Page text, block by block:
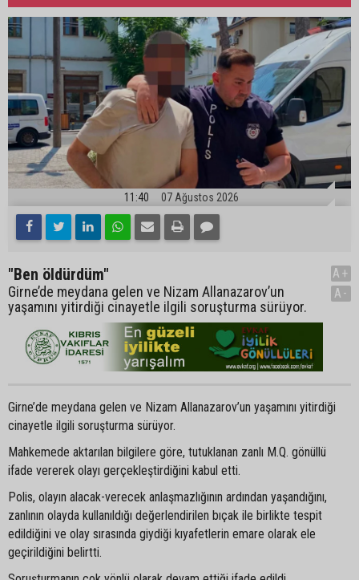
11:40 07 Ağustos 2026
"Ben öldürdüm"
Girne’de meydana gelen ve Nizam Allanazarov’un
yaşamını yitirdiği cinayetle ilgili soruşturma sürüyor.
A+
A-
Girne’de meydana gelen ve Nizam Allanazarov’un yaşamını yitirdiği
cinayetle ilgili soruşturma sürüyor.
Mahkemede aktarılan bilgilere göre, tutuklanan zanlı M.Q. gönüllü
ifade vererek olayı gerçekleştirdiğini kabul etti.
Polis, olayın alacak-verecek anlaşmazlığının ardından yaşandığını,
zanlının olayda kullanıldığı değerlendirilen bıçak ile birlikte tespit
edildiğini ve olay sırasında giydiği kıyafetlerin emare olarak ele
geçirildiğini belirtti.